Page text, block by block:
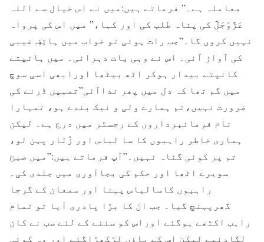
معاملہ ہے۔” فرماتے ہیں:میں نے اس خیال سے اللہ
عَزَّوَجَلَّ کی پناہ طلب کی اور کہا،” میں اس کی پرواہ
نہیں کروں گا۔”جب رات ہوئی تو خواب میں ہاتِفِ غیبی
کی آواز آئی۔ اس نے وہی بات دہرائی۔ میں ہانپتے
کانپتے بیدار ہوکر اٹھ بیٹھا اورابھی اسی سوچ
میں گم تھا کہ دل میں پھر نداآئی”تمہیں ڈرنے کی
ضرورت نہیں،تم ہمارے ولی و نیک بندے ہو، تمہارا
نام فرمانبرداروں کے رجسٹر میں درج ہے۔ لیکن
ہماری خاطر راہبوں کا سا لباس اور زُنّار پہن لو،
تم پر کوئی گناہ نہیں۔”آپ فرماتے ہیں:”میں صبح
سویرے اٹھا اور حکم کی بجاآوری میں جلدی کی۔
راہبوں کاسالباس پہنا اور سمعان کے گرجا
گھرپہنچ گیا۔ جب ان کا بڑا پادری آیا تو تمام
راہب اکٹھے ہوگئے اوراس کو سننے کے لئے سب نے کان
لگادئیے لیکن اس کے پاؤں لڑکھڑاگئے اور وہ کوئی